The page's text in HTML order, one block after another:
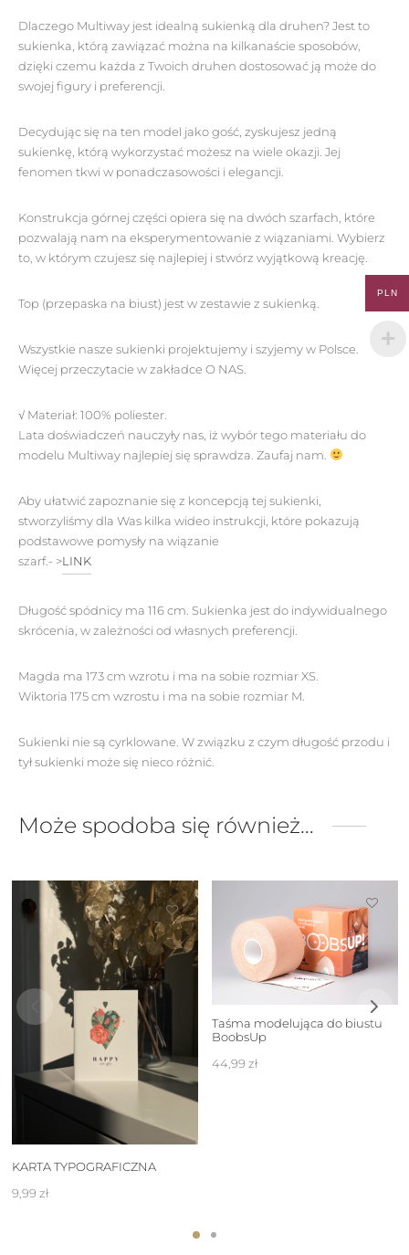
Dlaczego Multiway jest idealną sukienką dla druhen? Jest to
sukienka, którą zawiązać można na kilkanaście sposobów,
dzięki czemu każda z Twoich druhen dostosować ją może do
swojej figury i preferencji.
Decydując się na ten model jako gość, zyskujesz jedną
sukienkę, którą wykorzystać możesz na wiele okazji. Jej
fenomen tkwi w ponadczasowości i elegancji.
Konstrukcja górnej części opiera się na dwóch szarfach, które
pozwalają nam na eksperymentowanie z wiązaniami. Wybierz
to, w którym czujesz się najlepiej i stwórz wyjątkową kreację.
Top (przepaska na biust) jest w zestawie z sukienką.
Wszystkie nasze sukienki projektujemy i szyjemy w Polsce.
Więcej przeczytacie w zakładce O NAS.
√ Materiał: 100% poliester.
Lata doświadczeń nauczyły nas, iż wybór tego materiału do
modelu Multiway najlepiej się sprawdza. Zaufaj nam.
Aby ułatwić zapoznanie się z koncepcją tej sukienki,
stworzyliśmy dla Was kilka wideo instrukcji, które pokazują
podstawowe pomysły na wiązanie
szarf.- >LINK
Długość spódnicy ma 116 cm. Sukienka jest do indywidualnego
skrócenia, w zależności od własnych preferencji.
Magda ma 173 cm wzrotu i ma na sobie rozmiar XS.
Wiktoria 175 cm wzrostu i ma na sobie rozmiar M.
Sukienki nie są cyrklowane. W związku z czym długość przodu i
tył sukienki może się nieco różnić.
Może spodoba się również…
KARTA TYPOGRAFICZNA
9,99 zł
Taśma modelująca do biustu
BoobsUp
44,99 zł
PLN